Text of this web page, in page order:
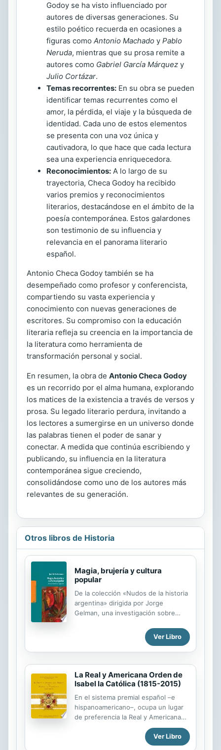
Godoy se ha visto influenciado por
autores de diversas generaciones. Su
estilo poético recuerda en ocasiones a
figuras como Antonio Machado y Pablo
Neruda, mientras que su prosa remite a
autores como Gabriel García Márquez y
Julio Cortázar.
Temas recorrentes: En su obra se pueden
identificar temas recurrentes como el
amor, la pérdida, el viaje y la búsqueda de
identidad. Cada uno de estos elementos
se presenta con una voz única y
cautivadora, lo que hace que cada lectura
sea una experiencia enriquecedora.
Reconocimientos: A lo largo de su
trayectoria, Checa Godoy ha recibido
varios premios y reconocimientos
literarios, destacándose en el ámbito de la
poesía contemporánea. Estos galardones
son testimonio de su influencia y
relevancia en el panorama literario
español.
Antonio Checa Godoy también se ha
desempeñado como profesor y conferencista,
compartiendo su vasta experiencia y
conocimiento con nuevas generaciones de
escritores. Su compromiso con la educación
literaria refleja su creencia en la importancia de
la literatura como herramienta de
transformación personal y social.
En resumen, la obra de Antonio Checa Godoy
es un recorrido por el alma humana, explorando
los matices de la existencia a través de versos y
prosa. Su legado literario perdura, invitando a
los lectores a sumergirse en un universo donde
las palabras tienen el poder de sanar y
conectar. A medida que continúa escribiendo y
publicando, su influencia en la literatura
contemporánea sigue creciendo,
consolidándose como uno de los autores más
relevantes de su generación.
Otros libros de Historia
Magia, brujería y cultura
popular
De la colección «Nudos de la historia
argentina» dirigida por Jorge
Gelman, una investigación sobre
Ver Libro
La Real y Americana Orden de
Isabel la Católica (1815-2015)
En el sistema premial español –e
hispanoamericano–, ocupa un lugar
de preferencia la Real y Americana
Orden de Isabel la Católica,
establecida el 24 de marzo de 1815,
en plena crisis de la independencia
Ver Libro